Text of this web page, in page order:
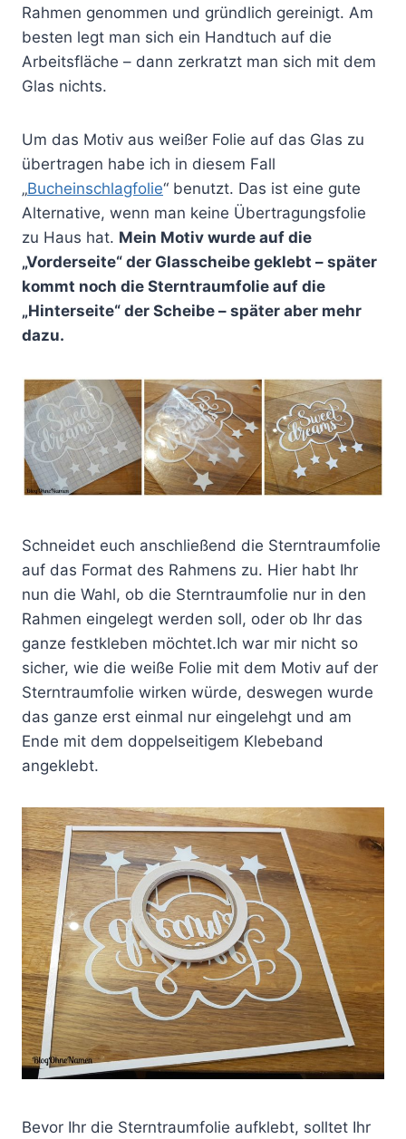
Rahmen genommen und gründlich gereinigt. Am
besten legt man sich ein Handtuch auf die
Arbeitsfläche – dann zerkratzt man sich mit dem
Glas nichts.
Um das Motiv aus weißer Folie auf das Glas zu
übertragen habe ich in diesem Fall
„Bucheinschlagfolie“ benutzt. Das ist eine gute
Alternative, wenn man keine Übertragungsfolie
zu Haus hat. Mein Motiv wurde auf die
„Vorderseite“ der Glasscheibe geklebt – später
kommt noch die Sterntraumfolie auf die
„Hinterseite“ der Scheibe – später aber mehr
dazu.
Schneidet euch anschließend die Sterntraumfolie
auf das Format des Rahmens zu. Hier habt Ihr
nun die Wahl, ob die Sterntraumfolie nur in den
Rahmen eingelegt werden soll, oder ob Ihr das
ganze festkleben möchtet.Ich war mir nicht so
sicher, wie die weiße Folie mit dem Motiv auf der
Sterntraumfolie wirken würde, deswegen wurde
das ganze erst einmal nur eingelehgt und am
Ende mit dem doppelseitigem Klebeband
angeklebt.
Bevor Ihr die Sterntraumfolie aufklebt, solltet Ihr